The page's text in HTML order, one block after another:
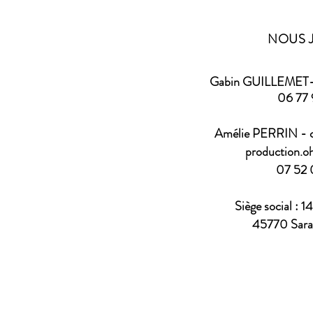
NOUS
Gabin
06 77
Amélie PERRIN -
07 52
Siège social :
45770